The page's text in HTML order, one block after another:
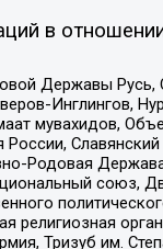
в
Державы
Инглингов,
мувахидов,
Родовая
союз,
Тризуб им.